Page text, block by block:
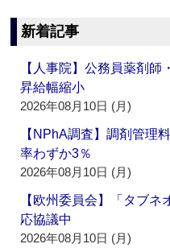
新着記事
【人事院】公務員薬剤師
昇給幅縮小
2026年08月10日 (月)
【NPhA調査】調剤管理
率わずか3％
2026年08月10日 (月)
【欧州委員会】「タブ
応協議中
2026年08月10日 (月)